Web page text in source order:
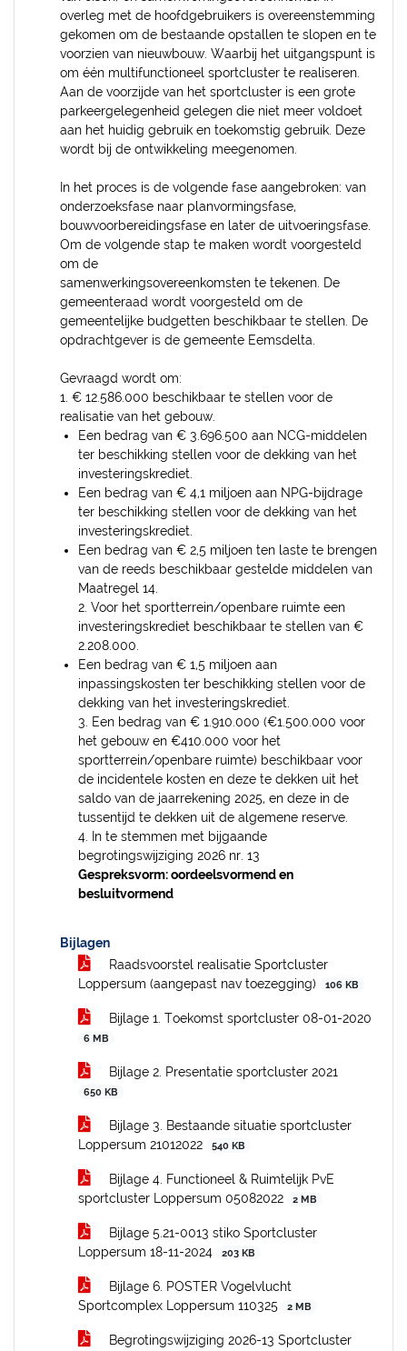
overleg met de hoofdgebruikers is overeenstemming
gekomen om de bestaande opstallen te slopen en te
voorzien van nieuwbouw. Waarbij het uitgangspunt is
om één multifunctioneel sportcluster te realiseren.
Aan de voorzijde van het sportcluster is een grote
parkeergelegenheid gelegen die niet meer voldoet
aan het huidig gebruik en toekomstig gebruik. Deze
wordt bij de ontwikkeling meegenomen.
In het proces is de volgende fase aangebroken: van
onderzoeksfase naar planvormingsfase,
bouwvoorbereidingsfase en later de uitvoeringsfase.
Om de volgende stap te maken wordt voorgesteld
om de
samenwerkingsovereenkomsten te tekenen. De
gemeenteraad wordt voorgesteld om de
gemeentelijke budgetten beschikbaar te stellen. De
opdrachtgever is de gemeente Eemsdelta.
Gevraagd wordt om:
1. € 12.586.000 beschikbaar te stellen voor de
realisatie van het gebouw.
Een bedrag van € 3.696.500 aan NCG-middelen
ter beschikking stellen voor de dekking van het
investeringskrediet.
Een bedrag van € 4,1 miljoen aan NPG-bijdrage
ter beschikking stellen voor de dekking van het
investeringskrediet.
Een bedrag van € 2,5 miljoen ten laste te brengen
van de reeds beschikbaar gestelde middelen van
Maatregel 14.
2. Voor het sportterrein/openbare ruimte een
investeringskrediet beschikbaar te stellen van €
2.208.000.
Een bedrag van € 1,5 miljoen aan
inpassingskosten ter beschikking stellen voor de
dekking van het investeringskrediet.
3. Een bedrag van € 1.910.000 (€1.500.000 voor
het gebouw en €410.000 voor het
sportterrein/openbare ruimte) beschikbaar voor
de incidentele kosten en deze te dekken uit het
saldo van de jaarrekening 2025, en deze in de
tussentijd te dekken uit de algemene reserve.
4. In te stemmen met bijgaande
begrotingswijziging 2026 nr. 13
Gespreksvorm: oordeelsvormend en
besluitvormend
Bijlagen
Raadsvoorstel realisatie Sportcluster
Loppersum (aangepast nav toezegging)
106 KB
Bijlage 1. Toekomst sportcluster 08-01-2020
6 MB
Bijlage 2. Presentatie sportcluster 2021
650 KB
Bijlage 3. Bestaande situatie sportcluster
Loppersum 21012022
540 KB
Bijlage 4. Functioneel & Ruimtelijk PvE
sportcluster Loppersum 05082022
2 MB
Bijlage 5.21-0013 stiko Sportcluster
Loppersum 18-11-2024
203 KB
Bijlage 6. POSTER Vogelvlucht
Sportcomplex Loppersum 110325
2 MB
Begrotingswijziging 2026-13 Sportcluster